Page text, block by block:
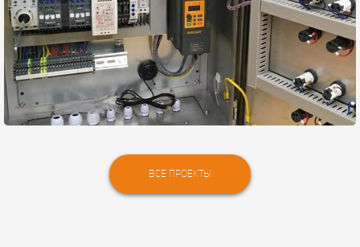
Программирование
логических контроллеров
Все проекты